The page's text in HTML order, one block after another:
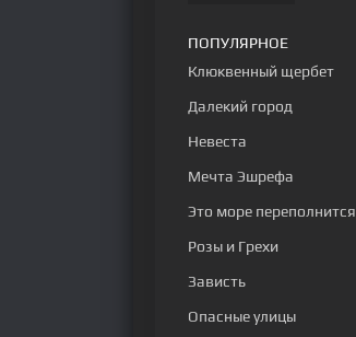
57 серия 58 серия
ПОПУЛЯРНОЕ
Клюквенный щербет
Далекий город
Невеста
Мечта Эшрефа
Это море переполнится
Розы и Грехи
Зависть
Опасные улицы